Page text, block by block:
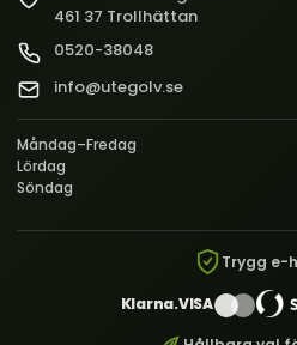
461 37 Trollhättan
0520-38048
info@utegolv.se
Måndag–Fredag
Lördag
Söndag
Trygg e-
Klarna.VISA